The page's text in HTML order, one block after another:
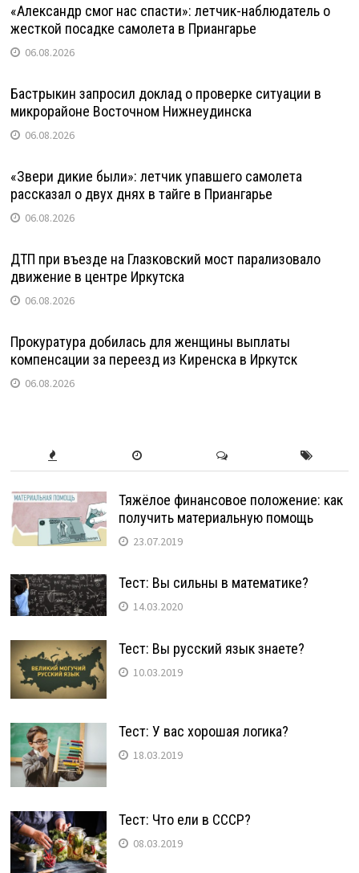
«Александр смог нас спасти»: летчик-наблюдатель о
жесткой посадке самолета в Приангарье
06.08.2026
Бастрыкин запросил доклад о проверке ситуации в
микрорайоне Восточном Нижнеудинска
06.08.2026
«Звери дикие были»: летчик упавшего самолета
рассказал о двух днях в тайге в Приангарье
06.08.2026
ДТП при въезде на Глазковский мост парализовало
движение в центре Иркутска
06.08.2026
Прокуратура добилась для женщины выплаты
компенсации за переезд из Киренска в Иркутск
06.08.2026
Тяжёлое финансовое положение: как
получить материальную помощь
23.07.2019
Тест: Вы сильны в математике?
14.03.2020
Тест: Вы русский язык знаете?
10.03.2019
Тест: У вас хорошая логика?
18.03.2019
Тест: Что ели в СССР?
08.03.2019